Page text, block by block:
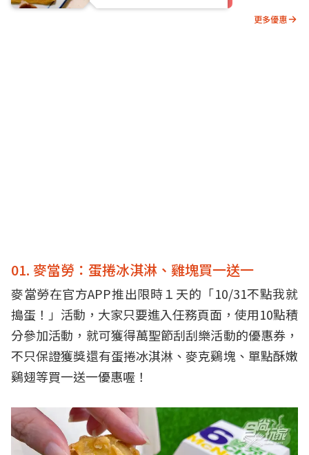
更多優惠
01. 麥當勞：蛋捲冰淇淋、雞塊買一送一
麥當勞在官方APP推出限時１天的「10/31不點我就
搗蛋！」活動，大家只要進入任務頁面，使用10點積
分參加活動，就可獲得萬聖節刮刮樂活動的優惠券，
不只保證獲獎還有蛋捲冰淇淋、麥克鷄塊、單點酥嫩
鷄翅等買一送一優惠喔！